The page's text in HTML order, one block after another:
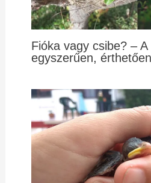
Fióka vagy csibe? – A
egyszerűen, érthetően